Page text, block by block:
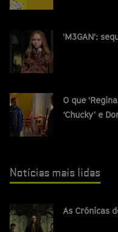
'M3GAN':
O que
‘Chucky’ e
Notícias mais lidas
As Crónicas